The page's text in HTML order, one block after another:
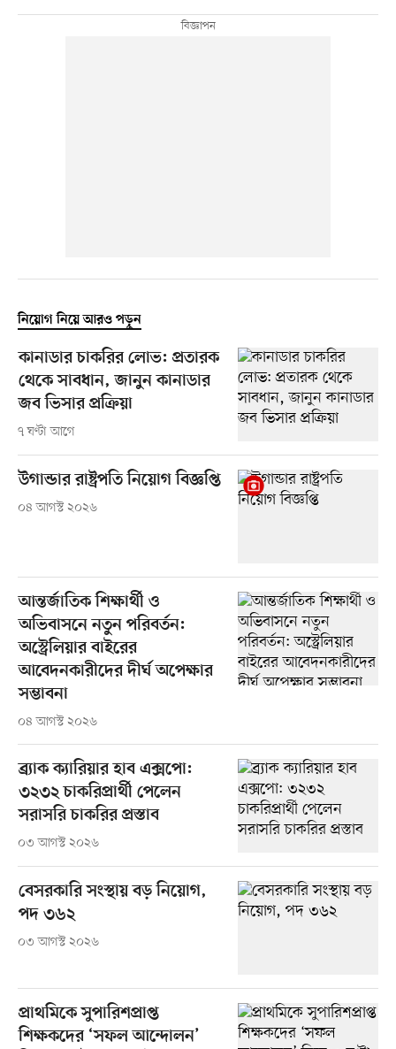
নিয়োগ নিয়ে আরও পড়ুন
কানাডার চাকরির লোভ: প্রতারক
থেকে সাবধান, জানুন কানাডার
জব ভিসার প্রক্রিয়া
৭ ঘণ্টা আগে
উগান্ডার রাষ্ট্রপতি নিয়োগ বিজ্ঞপ্তি
০৪ আগস্ট ২০২৬
আন্তর্জাতিক শিক্ষার্থী ও
অভিবাসনে নতুন পরিবর্তন:
অস্ট্রেলিয়ার বাইরের
আবেদনকারীদের দীর্ঘ অপেক্ষার
সম্ভাবনা
০৪ আগস্ট ২০২৬
ব্র্যাক ক্যারিয়ার হাব এক্সপো:
৩২৩২ চাকরিপ্রার্থী পেলেন
সরাসরি চাকরির প্রস্তাব
০৩ আগস্ট ২০২৬
বেসরকারি সংস্থায় বড় নিয়োগ,
পদ ৩৬২
০৩ আগস্ট ২০২৬
প্রাথমিকে সুপারিশপ্রাপ্ত
শিক্ষকদের ‘সফল আন্দোলন’